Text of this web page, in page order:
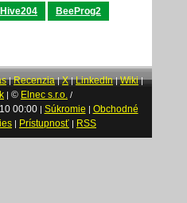
BeeProg2
|Recenzia|X|LinkedIn|Wiki|
| © Elnec s.r.o. /
00:00| Súkromie | Obchodné
| Prístupnosť | RSS